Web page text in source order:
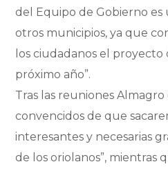
del Equipo de Gobierno
otros municipios, ya que
los ciudadanos el proyecto
próximo año”.
Tras las reuniones
convencidos de que
interesantes y necesarias
de los oriolanos”, mientras